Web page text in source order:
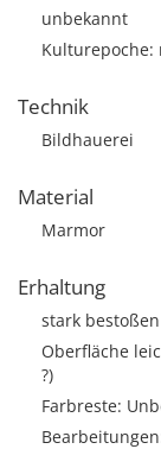
unbekannt
Kulturepoche:
Technik
Bildhauerei
Material
Marmor
Erhaltung
stark bestoßen
Oberfläche
?)
Farbreste: